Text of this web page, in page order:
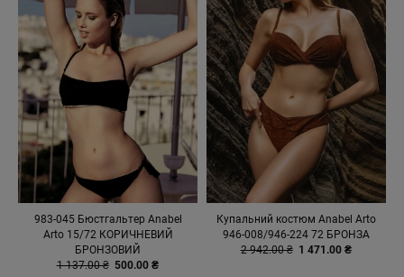
983-045 Бюстгальтер Anabel
Arto 15/72 КОРИЧНЕВИЙ
БРОНЗОВИЙ
1 137.00 ₴ 500.00 ₴
Купальний костюм Anabel Arto
946-008/946-224 72 БРОНЗА
2 942.00 ₴ 1 471.00 ₴